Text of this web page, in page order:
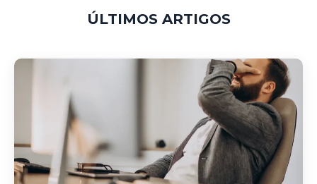
ÚLTIMOS ARTIGOS